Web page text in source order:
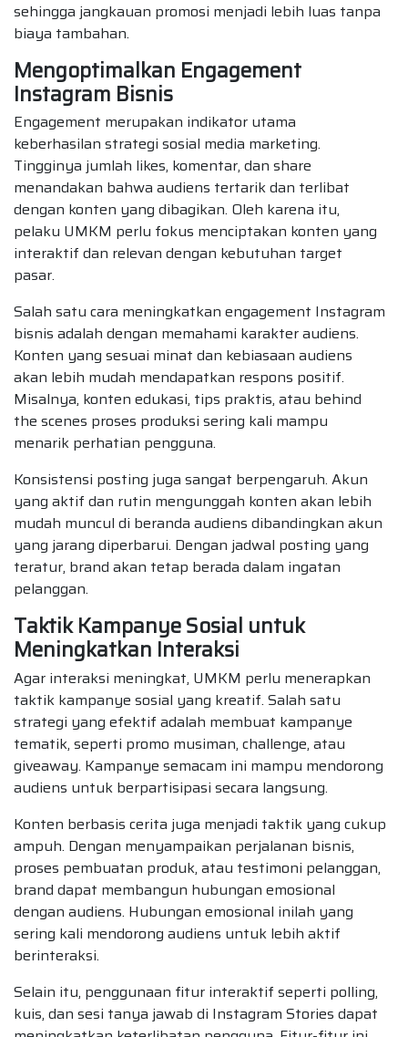
sehingga jangkauan promosi menjadi lebih luas tanpa
biaya tambahan.
Mengoptimalkan Engagement
Instagram Bisnis
Engagement merupakan indikator utama
keberhasilan strategi sosial media marketing.
Tingginya jumlah likes, komentar, dan share
menandakan bahwa audiens tertarik dan terlibat
dengan konten yang dibagikan. Oleh karena itu,
pelaku UMKM perlu fokus menciptakan konten yang
interaktif dan relevan dengan kebutuhan target
pasar.
Salah satu cara meningkatkan engagement Instagram
bisnis adalah dengan memahami karakter audiens.
Konten yang sesuai minat dan kebiasaan audiens
akan lebih mudah mendapatkan respons positif.
Misalnya, konten edukasi, tips praktis, atau behind
the scenes proses produksi sering kali mampu
menarik perhatian pengguna.
Konsistensi posting juga sangat berpengaruh. Akun
yang aktif dan rutin mengunggah konten akan lebih
mudah muncul di beranda audiens dibandingkan akun
yang jarang diperbarui. Dengan jadwal posting yang
teratur, brand akan tetap berada dalam ingatan
pelanggan.
Taktik Kampanye Sosial untuk
Meningkatkan Interaksi
Agar interaksi meningkat, UMKM perlu menerapkan
taktik kampanye sosial yang kreatif. Salah satu
strategi yang efektif adalah membuat kampanye
tematik, seperti promo musiman, challenge, atau
giveaway. Kampanye semacam ini mampu mendorong
audiens untuk berpartisipasi secara langsung.
Konten berbasis cerita juga menjadi taktik yang cukup
ampuh. Dengan menyampaikan perjalanan bisnis,
proses pembuatan produk, atau testimoni pelanggan,
brand dapat membangun hubungan emosional
dengan audiens. Hubungan emosional inilah yang
sering kali mendorong audiens untuk lebih aktif
berinteraksi.
Selain itu, penggunaan fitur interaktif seperti polling,
kuis, dan sesi tanya jawab di Instagram Stories dapat